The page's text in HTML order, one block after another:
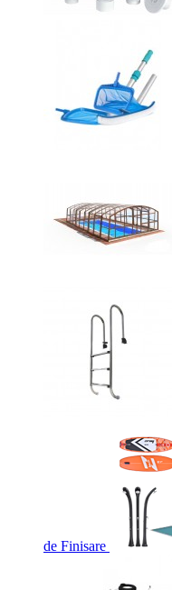
de Finisare